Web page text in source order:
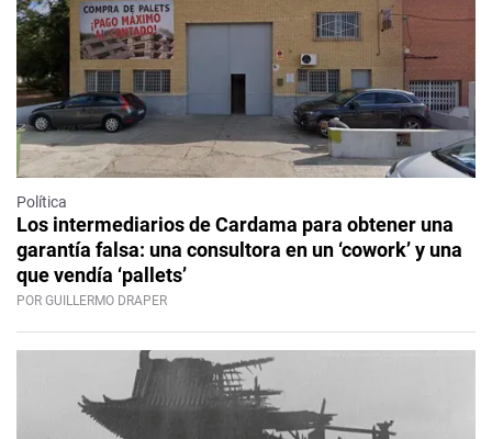
Política
Los intermediarios de Cardama para obtener una
garantía falsa: una consultora en un ‘cowork’ y una
que vendía ‘pallets’
POR GUILLERMO DRAPER